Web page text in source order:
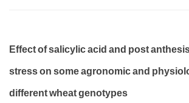
Effect of salicylic acid and post
stress on some agronomic and
different wheat genotypes